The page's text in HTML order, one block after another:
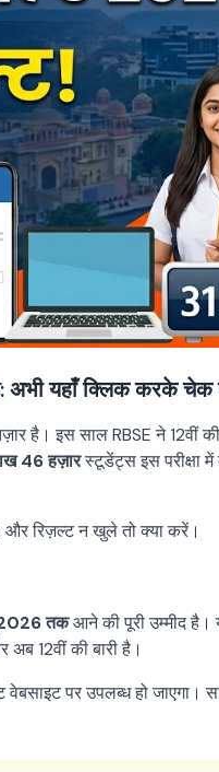
अभी यहाँ क्लिक करके
है। इस साल RBSE ने 12वीं की
46 हज़ारस्टूडेंट्स इस परीक्षा
और रिज़ल्ट न खुले तो क्या करें।
2026 तकआने की पूरी उम्मीद है।
12वीं की बारी है।
पर उपलब्ध हो जाएगा।